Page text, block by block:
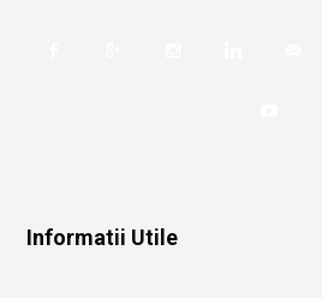
Informatii Utile